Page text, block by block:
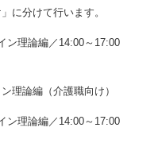
に分けて行います。
ン理論編／14:00～17:00
理論編（介護職向け）
ン理論編／14:00～17:00